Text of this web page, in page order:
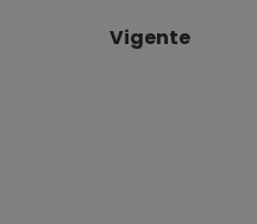
Vigente